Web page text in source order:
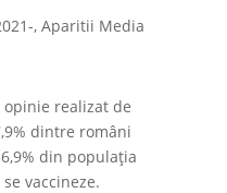
, Aparitii Media
opinie realizat de
dintre români
din populația
vaccineze.